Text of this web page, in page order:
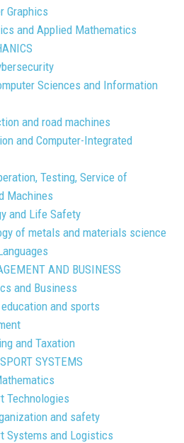
Graphics
and Applied Mathematics
Sciences and Information
and road machines
and Computer-Integrated
Testing, Service of
Machines
and Life Safety
of metals and materials science
AND BUSINESS
and Business
and sports
and Taxation
SYSTEMS
Technologies
and safety
Systems and Logistics